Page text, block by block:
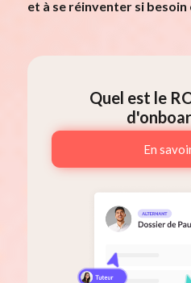
et à se réinventer si besoin
Quel est le
En